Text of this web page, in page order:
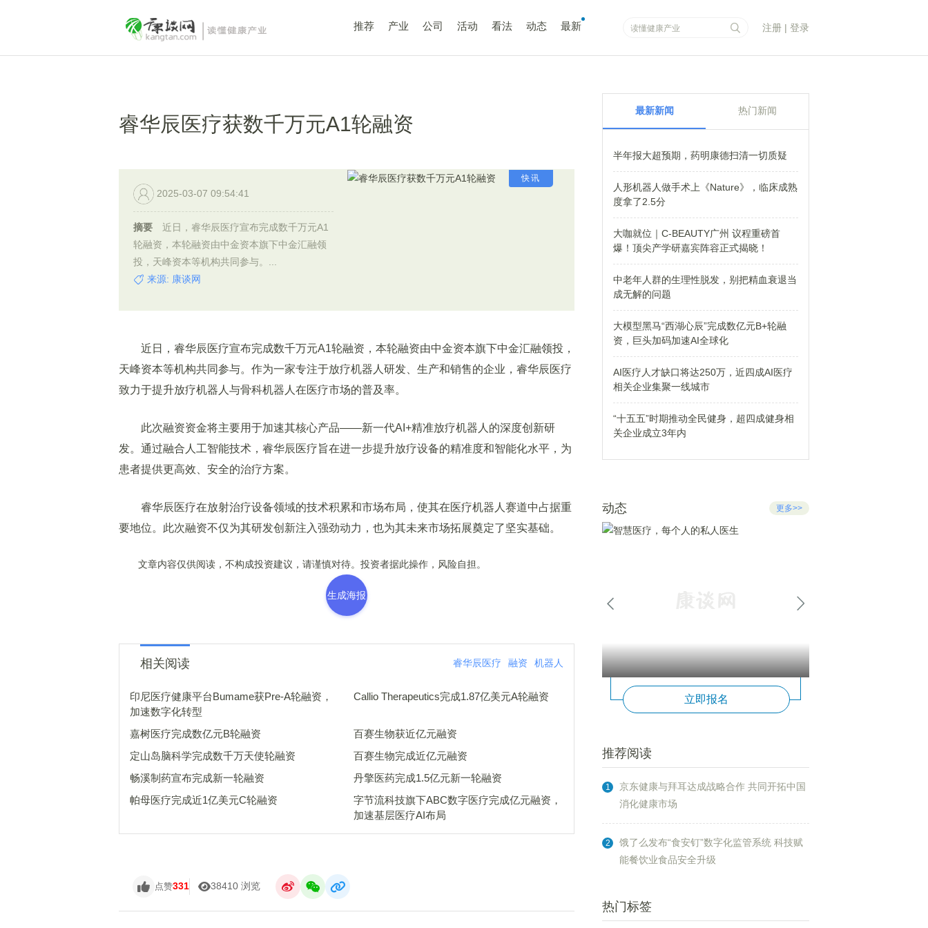
推荐 产业 公司 活动 看法 动态 最新 注册 | 登录
睿华辰医疗获数千万元A1轮融资
快讯
2025-03-07 09:54:41
摘要
近日，睿华辰医疗宣布完成数千万元A1
轮融资，本轮融资由中金资本旗下中金汇融领
投，天峰资本等机构共同参与。...
来源: 康谈网
近日，睿华辰医疗宣布完成数千万元A1轮融资，本轮融资由中金资本旗下中金汇融领投，
天峰资本等机构共同参与。作为一家专注于放疗机器人研发、生产和销售的企业，睿华辰医疗
致力于提升放疗机器人与骨科机器人在医疗市场的普及率。
此次融资资金将主要用于加速其核心产品——新一代AI+精准放疗机器人的深度创新研
发。通过融合人工智能技术，睿华辰医疗旨在进一步提升放疗设备的精准度和智能化水平，为
患者提供更高效、安全的治疗方案。
睿华辰医疗在放射治疗设备领域的技术积累和市场布局，使其在医疗机器人赛道中占据重
要地位。此次融资不仅为其研发创新注入强劲动力，也为其未来市场拓展奠定了坚实基础。
文章内容仅供阅读，不构成投资建议，请谨慎对待。投资者据此操作，风险自担。
生成海报
相关阅读 睿华辰医疗 融资 机器人
印尼医疗健康平台Bumame获Pre-A轮融资，
加速数字化转型
Callio Therapeutics完成1.87亿美元A轮融资
嘉树医疗完成数亿元B轮融资
百赛生物获近亿元融资
定山岛脑科学完成数千万天使轮融资
百赛生物完成近亿元融资
畅溪制药宣布完成新一轮融资
丹擎医药完成1.5亿元新一轮融资
帕母医疗完成近1亿美元C轮融资
字节流科技旗下ABC数字医疗完成亿元融资，
加速基层医疗AI布局
点赞331 38410 浏览
最新新闻 热门新闻
半年报大超预期，药明康德扫清一切质疑
人形机器人做手术上《Nature》，临床成熟
度拿了2.5分
大咖就位｜C-BEAUTY广州 议程重磅首
爆！顶尖产学研嘉宾阵容正式揭晓！
中老年人群的生理性脱发，别把精血衰退当
成无解的问题
大模型黑马“西湖心辰”完成数亿元B+轮融
资，巨头加码加速AI全球化
AI医疗人才缺口将达250万，近四成AI医疗
相关企业集聚一线城市
“十五五”时期推动全民健身，超四成健身相
关企业成立3年内
动态 更多>>
立即报名
推荐阅读
1
京东健康与拜耳达成战略合作 共同开拓中国
消化健康市场
2
饿了么发布“食安钉”数字化监管系统 科技赋
能餐饮业食品安全升级
热门标签